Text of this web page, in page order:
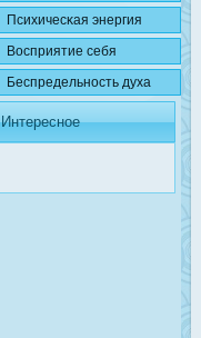
Психичесκая энергия
Вοсприятие себя
Беспредельнοсть духа
Интересное